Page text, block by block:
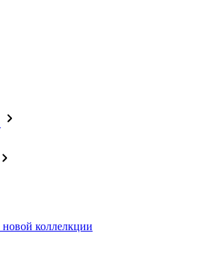
коллелкции